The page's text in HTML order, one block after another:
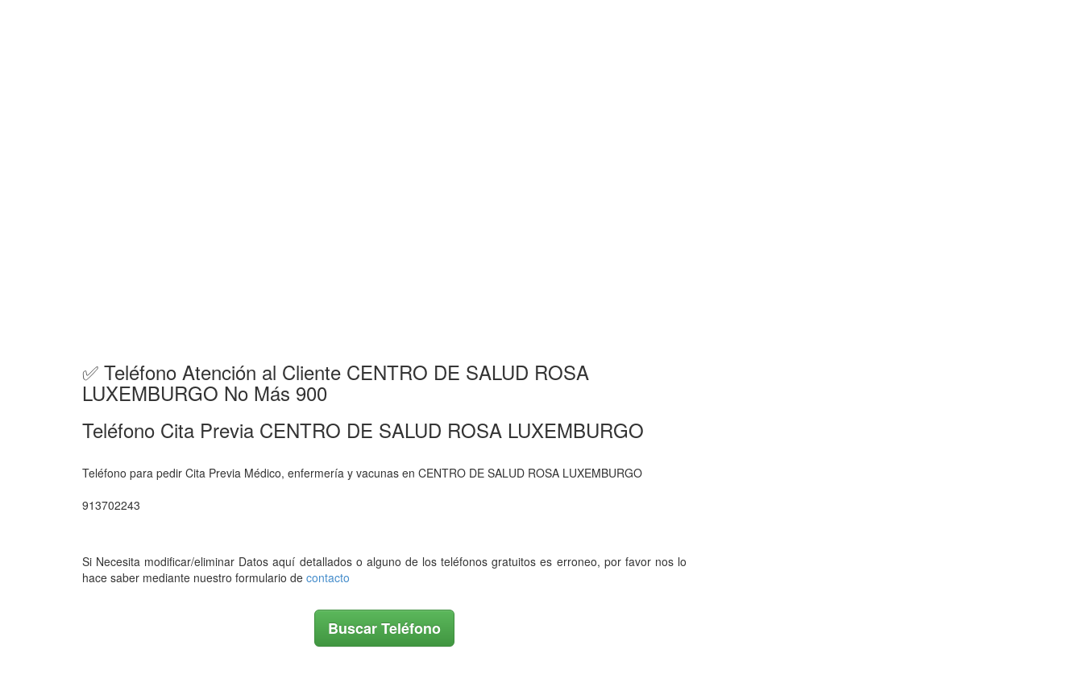
✅ Teléfono Atención al Cliente CENTRO DE SALUD ROSA
LUXEMBURGO No Más 900
Teléfono Cita Previa CENTRO DE SALUD ROSA LUXEMBURGO
Teléfono para pedir Cita Previa Médico, enfermería y vacunas en CENTRO DE SALUD ROSA LUXEMBURGO
913702243
Si Necesita modificar/eliminar Datos aquí detallados o alguno de los teléfonos gratuitos es erroneo, por favor nos lo
hace saber mediante nuestro formulario de contacto
Buscar Teléfono